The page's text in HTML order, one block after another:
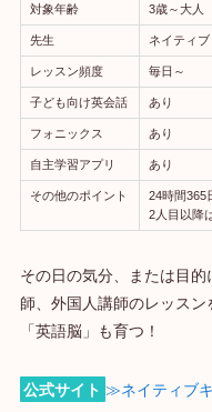
対象年齢 3歳～大人
先生 ネイティ
レッスン頻度 毎日～
子ども向け英会話 あり
フォニックス あり
自主学習アプリ あり
その他のポイント
24時間365
2人目以降
その日の気分、または目
師、外国人講師のレッス
「英語脳」も育つ！
公式サイト ≫ネイティブ